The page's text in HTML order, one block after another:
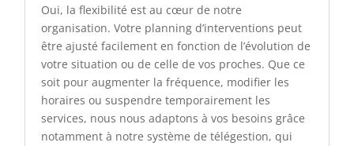
Oui, la flexibilité est au cœur de notre
organisation. Votre planning d’interventions peut
être ajusté facilement en fonction de l’évolution de
votre situation ou de celle de vos proches. Que ce
soit pour augmenter la fréquence, modifier les
horaires ou suspendre temporairement les
services, nous nous adaptons à vos besoins grâce
notamment à notre système de télégestion, qui